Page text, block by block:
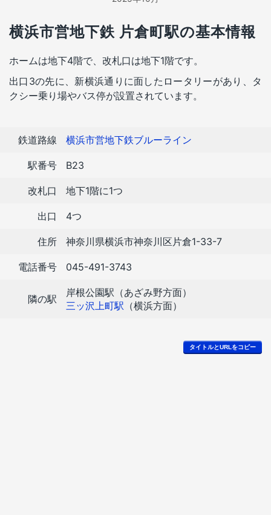
横浜市営地下鉄 片倉町駅の基本情報
ホームは地下4階で、改札口は地下1階です。
出口3の先に、新横浜通りに面したロータリーがあり、タ
クシー乗り場やバス停が設置されています。
鉄道路線 横浜市営地下鉄ブルーライン
駅番号 B23
改札口 地下1階に1つ
出口 4つ
住所 神奈川県横浜市神奈川区片倉1-33-7
電話番号 045-491-3743
隣の駅
岸根公園駅（あざみ野方面）
三ッ沢上町駅 （横浜方面）
タイトルとURLをコピー